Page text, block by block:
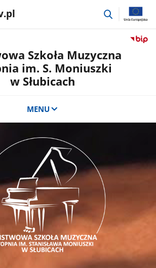
przejdź
Szkoła Muzyczna
im. S. Moniuszki
w Słubicach
MENU